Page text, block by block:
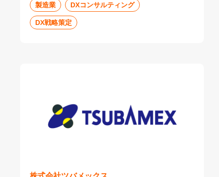
製造業 DXコンサルティング
DX戦略策定